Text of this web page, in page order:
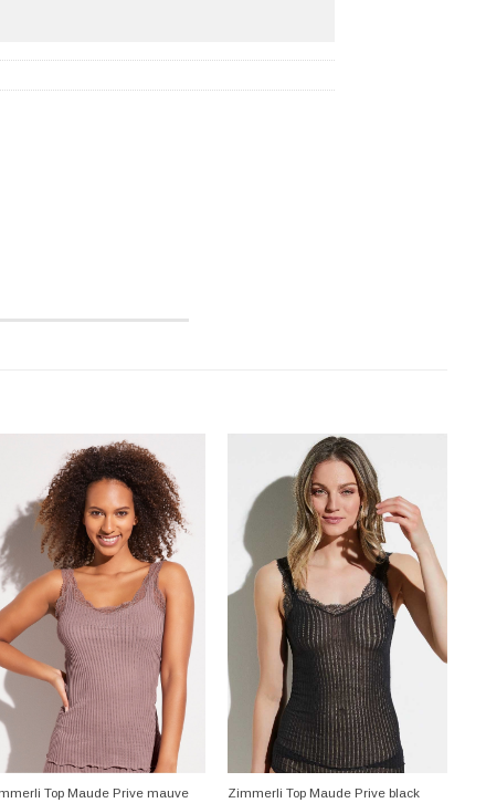
+
Top Maude Prive mauve Zimmerli Top Maude Prive black